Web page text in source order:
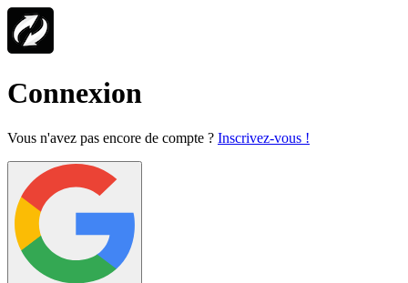
Connexion
Vous n'avez pas encore de compte ? Inscrivez-vous !